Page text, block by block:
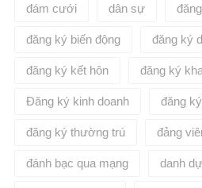
đám cưới dân sự
đăng ký biến động đăng ký
đăng ký kết hôn đăng ký
Đăng ký kinh doanh đăng
đăng ký thường trú đảng
đánh bạc qua mạng danh dự